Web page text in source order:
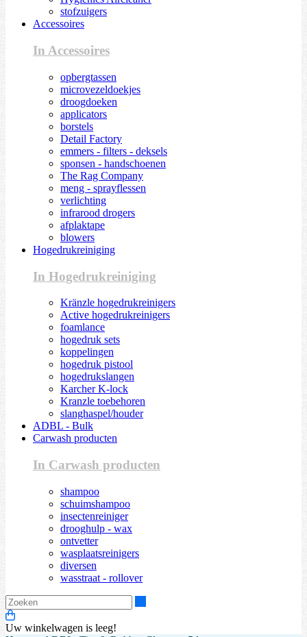
stofzuigers
Accessoires
In Accessoires
opbergtassen
microvezeldoekjes
droogdoeken
applicators
borstels
Detail Factory
emmers - filters - deksels
sponsen - handschoenen
The Rag Company
meng - sprayflessen
verlichting
infrarood drogers
afplaktape
blowers
Hogedrukreiniging
In Hogedrukreiniging
Kränzle hogedrukreinigers
Active hogedrukreinigers
foamlance
hogedruk sets
koppelingen
hogedruk pistool
hogedrukslangen
Karcher K-lock
Kranzle toebehoren
slanghaspel/houder
ADBL - Bulk
Carwash producten
In Carwash producten
shampoo
schuimshampoo
insectenreiniger
drooghulp - wax
ontvetter
wasplaatsreinigers
diversen
wasstraat - rollover
Uw winkelwagen is leeg!